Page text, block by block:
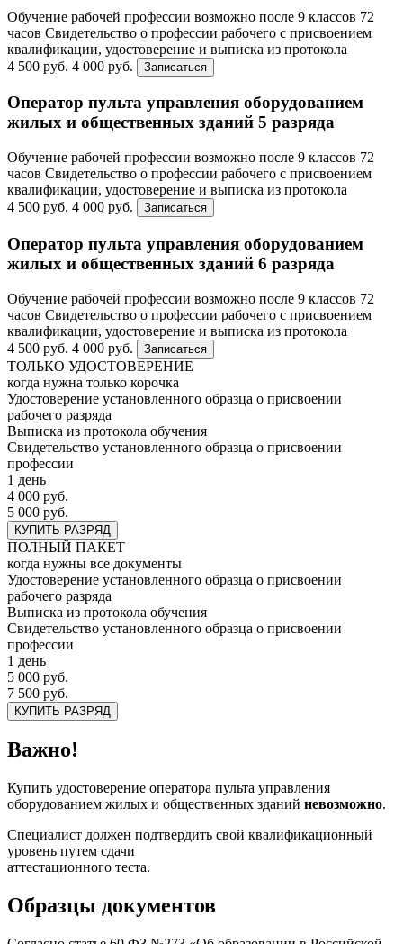
Обучение рабочей профессии возможно после 9 классов 72
часов Свидетельство о профессии рабочего с присвоением
квалификации, удостоверение и выписка из протокола
4 500 руб. 4 000 руб. Записаться
Оператор пульта управления оборудованием
жилых и общественных зданий 5 разряда
Обучение рабочей профессии возможно после 9 классов 72
часов Свидетельство о профессии рабочего с присвоением
квалификации, удостоверение и выписка из протокола
4 500 руб. 4 000 руб. Записаться
Оператор пульта управления оборудованием
жилых и общественных зданий 6 разряда
Обучение рабочей профессии возможно после 9 классов 72
часов Свидетельство о профессии рабочего с присвоением
квалификации, удостоверение и выписка из протокола
4 500 руб. 4 000 руб. Записаться
ТОЛЬКО УДОСТОВЕРЕНИЕ
когда нужна только корочка
Удостоверение установленного образца о присвоении
рабочего разряда
Выписка из протокола обучения
Свидетельство установленного образца о присвоении
профессии
1 день
4 000 руб.
5 000 руб.
КУПИТЬ РАЗРЯД
ПОЛНЫЙ ПАКЕТ
когда нужны все документы
Удостоверение установленного образца о присвоении
рабочего разряда
Выписка из протокола обучения
Свидетельство установленного образца о присвоении
профессии
1 день
5 000 руб.
7 500 руб.
КУПИТЬ РАЗРЯД
Важно!
Купить удостоверение оператора пульта управления
оборудованием жилых и общественных зданий невозможно.
Специалист должен подтвердить свой квалификационный
уровень путем сдачи
аттестационного теста.
Образцы документов